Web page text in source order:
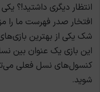
انتظار دیگری داشتید!؟
افتخار صدر فهرست ما را
این بازی یک عنوان بین
کنسول‌های نسل فعلی
شوید.